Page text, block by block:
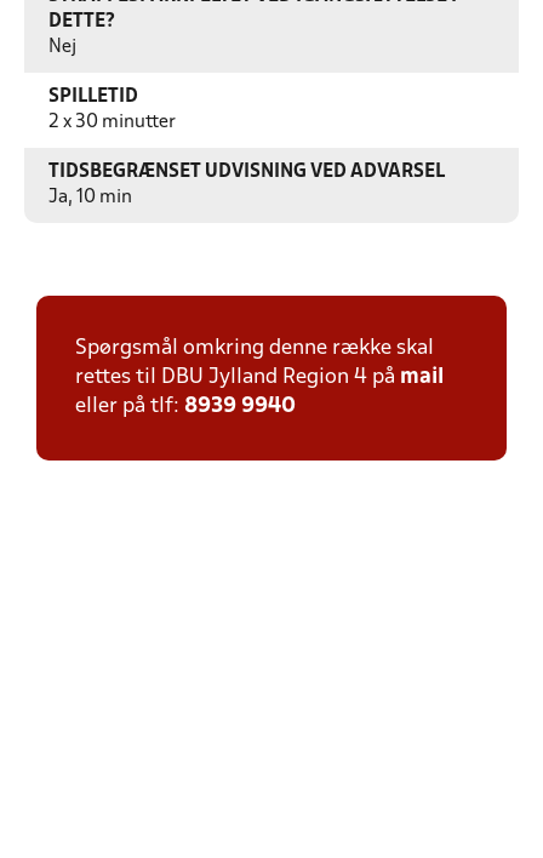
DETTE?
Nej
SPILLETID
2 x 30 minutter
TIDSBEGRÆNSET UDVISNING VED ADVARSEL
Ja, 10 min
Spørgsmål omkring denne række skal
rettes til DBU Jylland Region 4 på mail
eller på tlf: 8939 9940